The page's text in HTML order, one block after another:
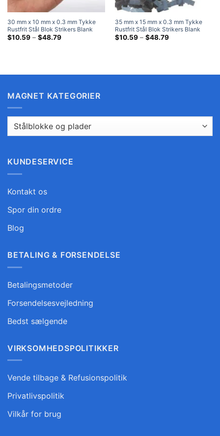
30 mm x 10 mm x 0.3 mm Tykke
Rustfrit Stål Blok Strikers Blank
Metal Strike Plader Stål
$10.59 – $48.79Prisklasse:
35 mm x 15 mm x 0.3 mm Tykke
Rustfrit Stål Blok Strikers Blank
Metal Strike Plader Stål
$10.59 – $48.79Prisklasse:
MAGNET KATEGORIER
KUNDESERVICE
Kontakt os
Spor din ordre
Blog
BETALING & FORSENDELSE
Betalingsmetoder
Forsendelsesvejledning
Bedst sælgende
VIRKSOMHEDSPOLITIKKER
Vende tilbage & Refusionspolitik
Privatlivspolitik
Vilkår for brug